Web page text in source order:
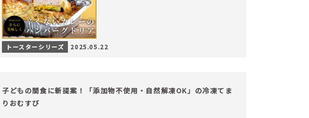
トースターシリーズ 2025.05.22
子どもの間食に新提案！「添加物不使用・自然解凍OK」の冷凍てま
りおむすび